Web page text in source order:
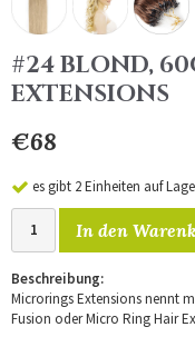
#24 BLOND,
EXTENSIONS
€68
es gibt 2 Einheiten auf
In den
Beschreibung:
Microrings Extensions nennt
Fusion oder Micro Ring Hair